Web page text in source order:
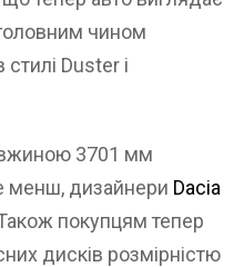
чином
Duster і
3701 мм
менш, дизайнери Dacia
покупцям тепер
дисків розмірністю